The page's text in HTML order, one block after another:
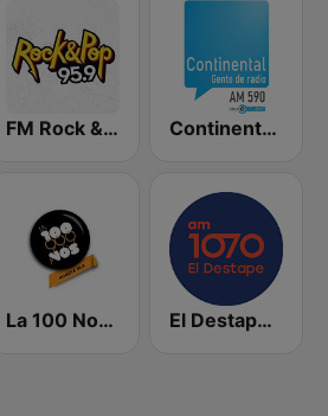
FM Rock & Pop Continental 590 AM
La 100 Nogoyá El Destape Radio